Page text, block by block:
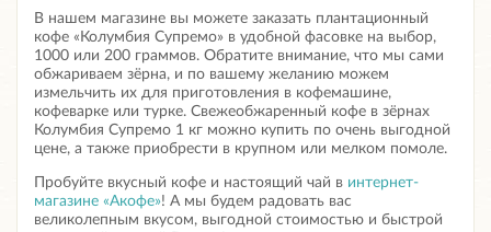
В нашем магазине вы можете заказать плантационный
кофе «Колумбия Супремо» в удобной фасовке на выбор,
1000 или 200 граммов. Обратите внимание, что мы сами
обжариваем зёрна, и по вашему желанию можем
измельчить их для приготовления в кофемашине,
кофеварке или турке. Свежеобжаренный кофе в зёрнах
Колумбия Супремо 1 кг можно купить по очень выгодной
цене, а также приобрести в крупном или мелком помоле.
Пробуйте вкусный кофе и настоящий чай в интернет-
магазине «Акофе»! А мы будем радовать вас
великолепным вкусом, выгодной стоимостью и быстрой